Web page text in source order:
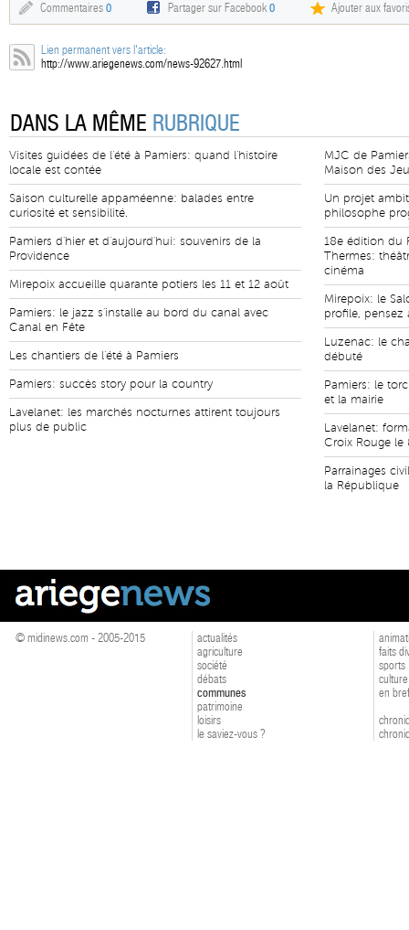
Commentaires 0 Partager sur Facebook0 Ajouter aux
Lien permanent vers l'article:
http://www.ariegenews.com/news-92627.html
DANS LA MÊME RUBRIQUE
Visites guidées de l'été à Pamiers: quand l'histoire
locale est contée
Saison culturelle appaméenne: balades entre
curiosité et sensibilité.
Pamiers d'hier et d'aujourd'hui: souvenirs de la
Providence
Mirepoix accueille quarante potiers les 11 et 12 août
Pamiers: le jazz s'installe au bord du canal avec
Canal en Fête
Les chantiers de l'été à Pamiers
Pamiers: succès story pour la country
Lavelanet: les marchés nocturnes attirent toujours
plus de public
MJC de
Maison des
Un projet
philosophe
18e édition du
Thermes:
cinéma
Mirepoix: le
profile, pensez
Luzenac: le
débuté
Pamiers: le
et la mairie
Lavelanet:
Croix Rouge le
Parrainages
la République
© midinews.com - 2005-2015
actualités
agriculture
société
débats
communes
patrimoine
loisirs
le saviez-vous ?
faits
sports
culture
en bref